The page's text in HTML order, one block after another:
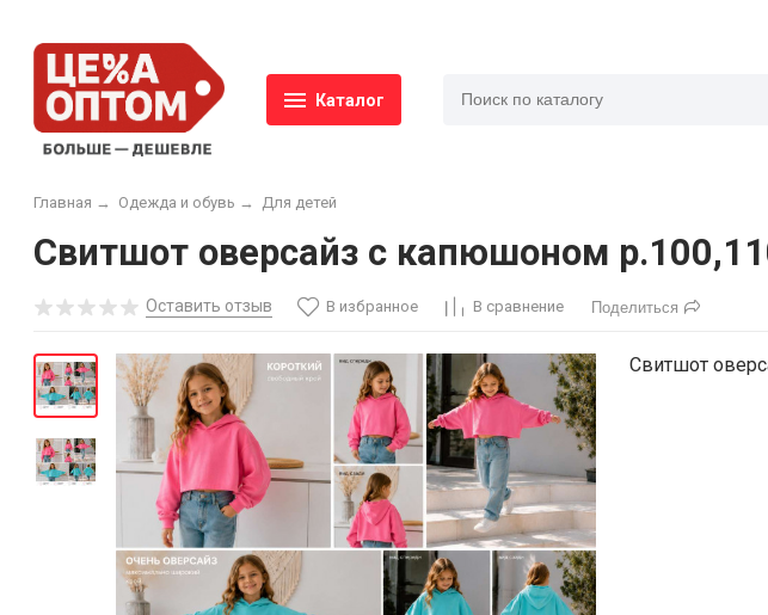
Каталог
Главная → Одежда и обувь → Для детей
Свитшот оверсайз с капюшоном
Оставить отзыв В избранное В сравнение Поделиться
Свитшот